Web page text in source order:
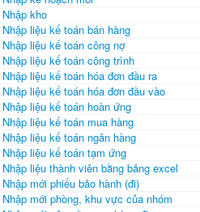
Nhập kho
Nhập liệu kế toán bán hàng
Nhập liệu kế toán công nợ
Nhập liệu kế toán công trình
Nhập liệu kế toán hóa đơn đầu ra
Nhập liệu kế toán hóa đơn đầu vào
Nhập liệu kế toán hoàn ứng
Nhập liệu kế toán mua hàng
Nhập liệu kế toán ngân hàng
Nhập liệu kế toán tạm ứng
Nhập liệu thành viên bằng bảng excel
Nhập mới phiếu bảo hành (đi)
Nhập mới phòng, khu vực của nhóm